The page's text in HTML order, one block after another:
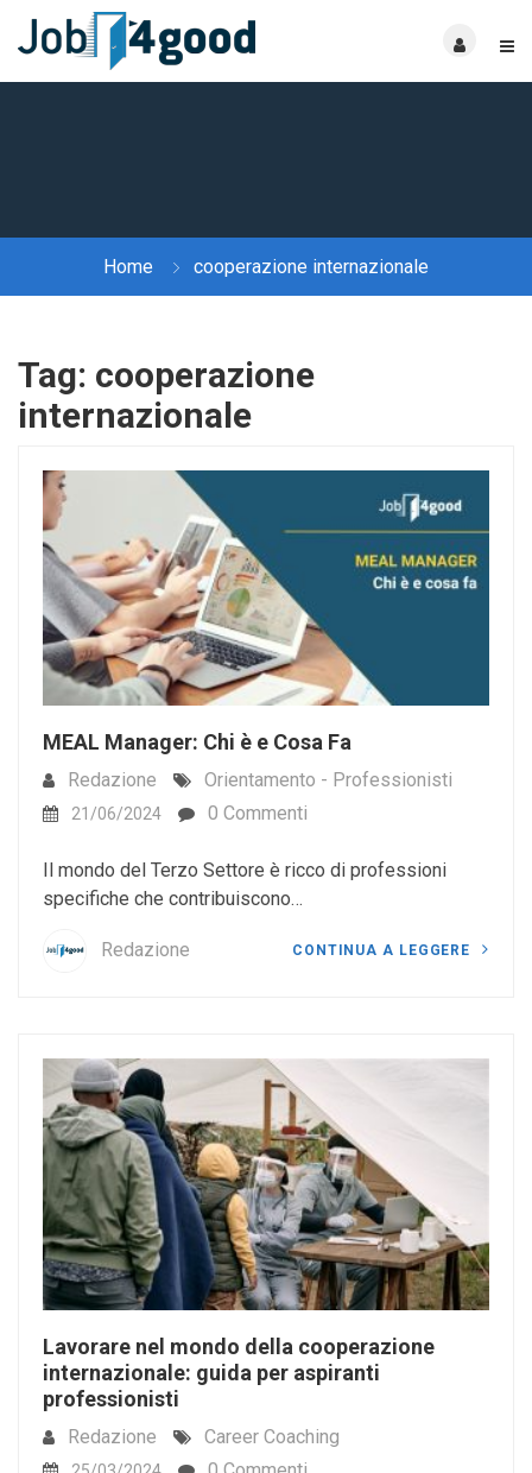
Home cooperazione internazionale
Tag: cooperazione
internazionale
MEAL Manager: Chi è e Cosa Fa
Redazione Orientamento - Professionisti
21/06/2024 0 Commenti
Il mondo del Terzo Settore è ricco di professioni
specifiche che contribuiscono…
Redazione CONTINUA A LEGGERE
Lavorare nel mondo della cooperazione
internazionale: guida per aspiranti
professionisti
Redazione Career Coaching